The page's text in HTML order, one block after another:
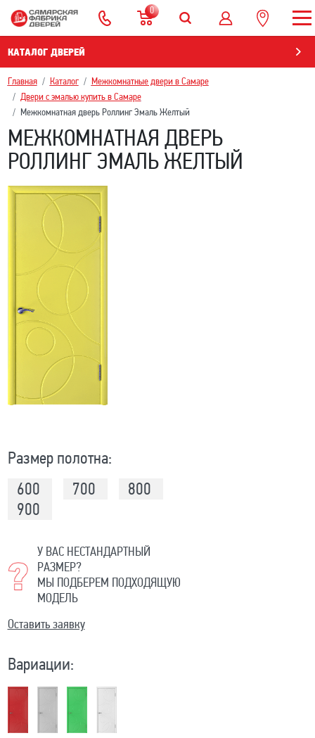
0
КАТАЛОГ ДВЕРЕЙ
Главная Каталог
Межкомнатные двери в Самаре
Двери с эмалью купить в Самаре
Межкомнатная дверь Роллинг Эмаль Желтый
МЕЖКОМНАТНАЯ ДВЕРЬ
РОЛЛИНГ ЭМАЛЬ ЖЕЛТЫЙ
Размер полотна:
600
700
800
900
У ВАС НЕСТАНДАРТНЫЙ
РАЗМЕР?
МЫ ПОДБЕРЕМ ПОДХОДЯЩУЮ
МОДЕЛЬ
Оставить заявку
Вариации: